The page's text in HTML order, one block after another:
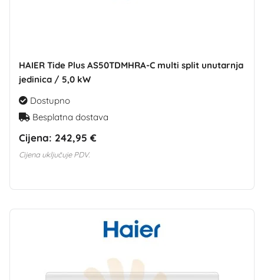
HAIER Tide Plus AS50TDMHRA-C multi split unutarnja
jedinica / 5,0 kW
Dostupno
Besplatna dostava
Cijena: 242,95 €
Cijena uključuje PDV.